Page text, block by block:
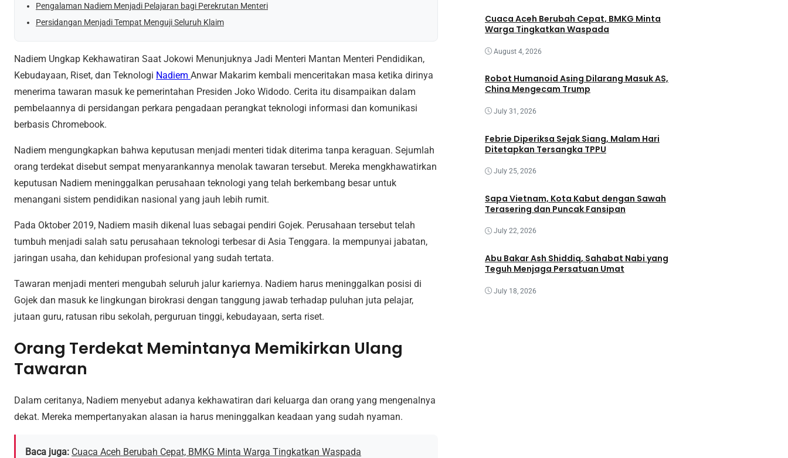
Pengalaman Nadiem Menjadi Pelajaran bagi Perekrutan Menteri
Persidangan Menjadi Tempat Menguji Seluruh Klaim
Nadiem Ungkap Kekhawatiran Saat Jokowi Menunjuknya Jadi Menteri Mantan Menteri Pendidikan,
Kebudayaan, Riset, dan Teknologi Nadiem Anwar Makarim kembali menceritakan masa ketika dirinya
menerima tawaran masuk ke pemerintahan Presiden Joko Widodo. Cerita itu disampaikan dalam
pembelaannya di persidangan perkara pengadaan perangkat teknologi informasi dan komunikasi
berbasis Chromebook.
Nadiem mengungkapkan bahwa keputusan menjadi menteri tidak diterima tanpa keraguan. Sejumlah
orang terdekat disebut sempat menyarankannya menolak tawaran tersebut. Mereka mengkhawatirkan
keputusan Nadiem meninggalkan perusahaan teknologi yang telah berkembang besar untuk
menangani sistem pendidikan nasional yang jauh lebih rumit.
Pada Oktober 2019, Nadiem masih dikenal luas sebagai pendiri Gojek. Perusahaan tersebut telah
tumbuh menjadi salah satu perusahaan teknologi terbesar di Asia Tenggara. Ia mempunyai jabatan,
jaringan usaha, dan kehidupan profesional yang sudah tertata.
Tawaran menjadi menteri mengubah seluruh jalur kariernya. Nadiem harus meninggalkan posisi di
Gojek dan masuk ke lingkungan birokrasi dengan tanggung jawab terhadap puluhan juta pelajar,
jutaan guru, ratusan ribu sekolah, perguruan tinggi, kebudayaan, serta riset.
Orang Terdekat Memintanya Memikirkan Ulang
Tawaran
Dalam ceritanya, Nadiem menyebut adanya kekhawatiran dari keluarga dan orang yang mengenalnya
dekat. Mereka mempertanyakan alasan ia harus meninggalkan keadaan yang sudah nyaman.
Baca juga: Cuaca Aceh Berubah Cepat, BMKG Minta Warga Tingkatkan Waspada
Cuaca Aceh Berubah Cepat, BMKG Minta
Warga Tingkatkan Waspada
August 4, 2026
Robot Humanoid Asing Dilarang Masuk AS,
China Mengecam Trump
July 31, 2026
Febrie Diperiksa Sejak Siang, Malam Hari
Ditetapkan Tersangka TPPU
July 25, 2026
Sapa Vietnam, Kota Kabut dengan Sawah
Terasering dan Puncak Fansipan
July 22, 2026
Abu Bakar Ash Shiddiq, Sahabat Nabi yang
Teguh Menjaga Persatuan Umat
July 18, 2026